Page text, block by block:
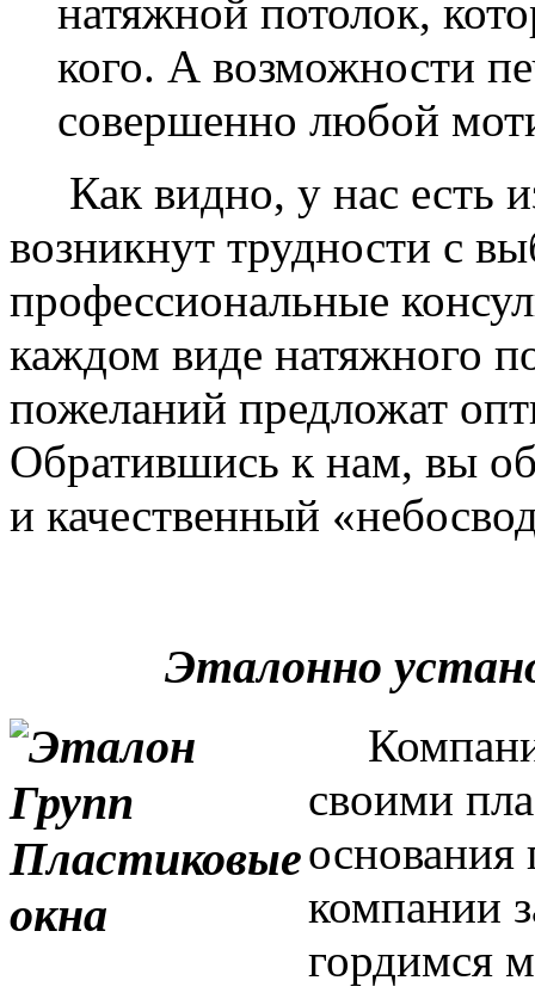
натяжной потолок,
кого. А возможности
совершенно любой
Как видно, у нас есть
возникнут трудности с
профессиональные
каждом виде натяжного
пожеланий предложат
Обратившись к нам, вы
и качественный
Эталонно
своими
основания
компании
гордимся